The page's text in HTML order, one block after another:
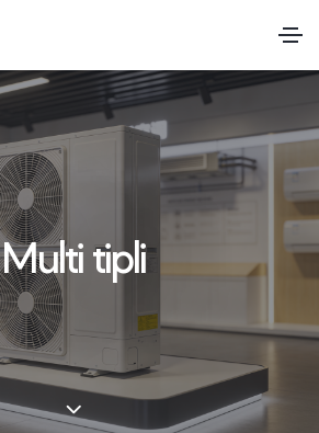
Multi tipli